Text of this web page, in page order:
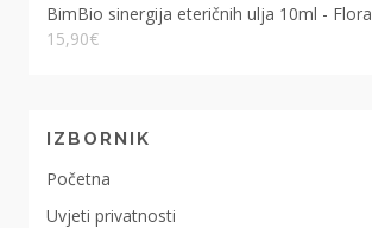
BimBio sinergija eteričnih ulja 10ml - Flora
15,90€
IZBORNIK
Početna
Uvjeti privatnosti